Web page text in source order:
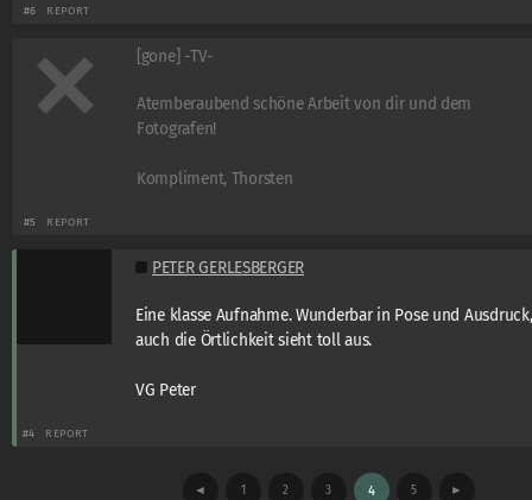
#6 REPORT
[gone] -TV-
Atemberaubend schöne Arbeit von dir und dem
Fotografen!
Kompliment, Thorsten
#5 REPORT
PETER GERLESBERGER
Eine klasse Aufnahme. Wunderbar in Pose und Ausdruck,
auch die Örtlichkeit sieht toll aus.
VG Peter
#4 REPORT
◄ 1 2 3 4 5 ►